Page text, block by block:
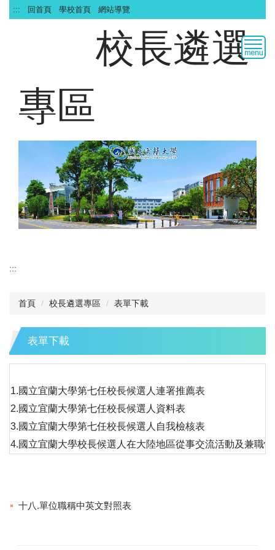
跳
到
::: 回首頁 學校首頁 網站導覽
校長遴選
專區
:::
首頁 校長遴選專區 表單下載
表單下載
1.國立宜蘭大學第七任校長候選人連署推薦表
2.國立宜蘭大學第七任校長候選人資料表
3.國立宜蘭大學第七任校長候選人自我檢核表
4.國立宜蘭大學校長候選人在大陸地區從事交流活動及兼職
十八.單位職稱中英文對照表